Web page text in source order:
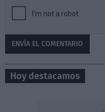
Hoy destacamos